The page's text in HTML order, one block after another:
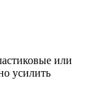
или
усилить